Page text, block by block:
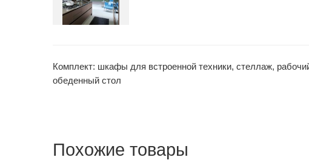
Комплект: шкафы для встроенной техники, стеллаж,
обеденный стол
Похожие товары